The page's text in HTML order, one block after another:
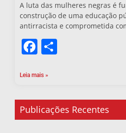
A luta das mulheres negras é
construção de uma educação
antirracista e comprometida
Facebook
Leia mais »
Publicações Recentes